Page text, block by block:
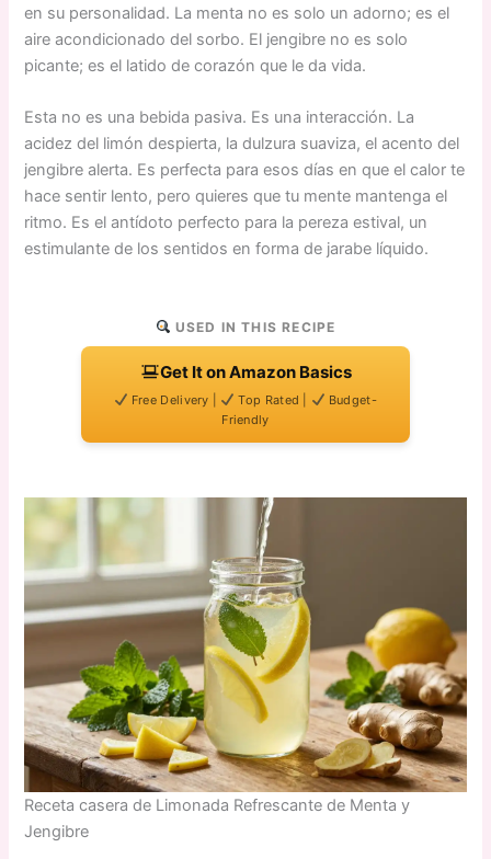
en su personalidad. La menta no es solo un adorno; es el
aire acondicionado del sorbo. El jengibre no es solo
picante; es el latido de corazón que le da vida.
Esta no es una bebida pasiva. Es una interacción. La
acidez del limón despierta, la dulzura suaviza, el acento del
jengibre alerta. Es perfecta para esos días en que el calor te
hace sentir lento, pero quieres que tu mente mantenga el
ritmo. Es el antídoto perfecto para la pereza estival, un
estimulante de los sentidos en forma de jarabe líquido.
USED IN THIS RECIPE
Get It on Amazon Basics
Free Delivery | Top Rated |
Budget-
Friendly
Receta casera de Limonada Refrescante de Menta y
Jengibre